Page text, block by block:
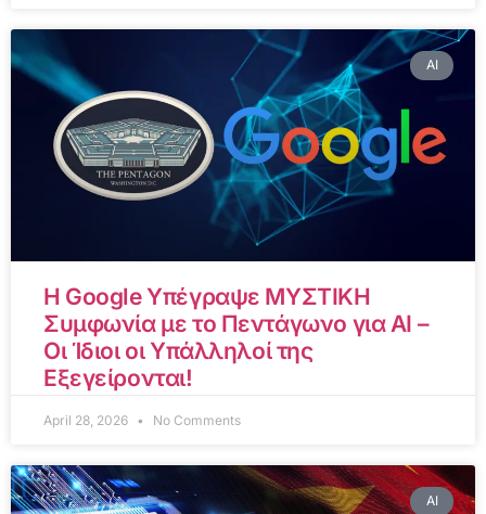
AI
Η Google Υπέγραψε ΜΥΣΤΙΚΗ
Συμφωνία με το Πεντάγωνο για AI –
Οι Ίδιοι οι Υπάλληλοί της
Εξεγείρονται!
April 28, 2026 No Comments
AI